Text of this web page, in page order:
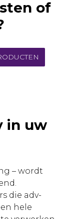
of
in uw
– wordt
die adv-
hele